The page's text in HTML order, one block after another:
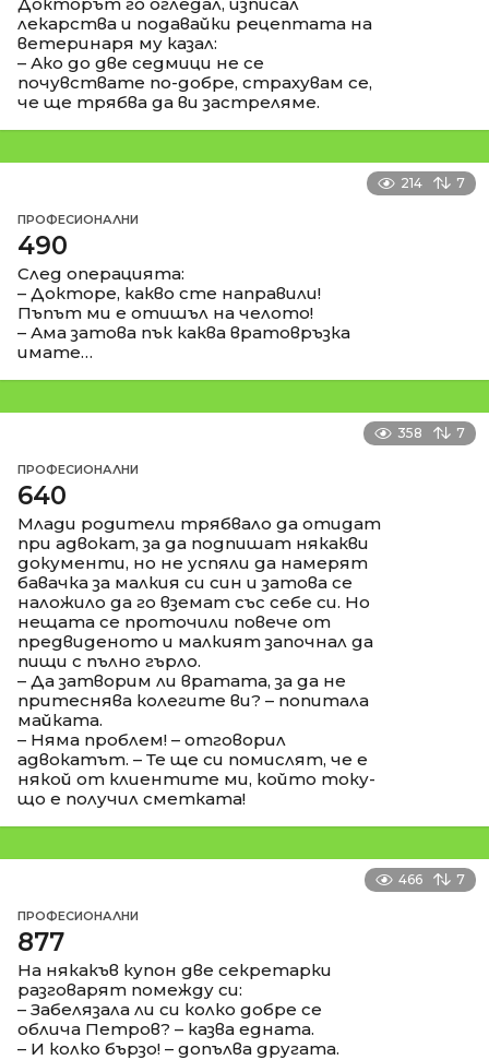
лекарства и подавайки рецептата на
ветеринаря му казал:
– Ако до две седмици не се
почувствате по-добре, страхувам се,
че ще трябва да ви застреляме.
214 7
ПРОФЕСИОНАЛНИ
490
След операцията:
– Докторе, какво сте направили!
Пъпът ми е отишъл на челото!
– Ама затова пък каква вратовръзка
имате…
358 7
ПРОФЕСИОНАЛНИ
640
Млади родители трябвало да отидат
при адвокат, за да подпишат някакви
документи, но не успяли да намерят
бавачка за малкия си син и затова се
наложило да го вземат със себе си. Но
нещата се проточили повече от
предвиденото и малкият започнал да
пищи с пълно гърло.
– Да затворим ли вратата, за да не
притеснява колегите ви? – попитала
майката.
– Няма проблем! – отговорил
адвокатът. – Те ще си помислят, че е
някой от клиентите ми, който току-
що е получил сметката!
466 7
ПРОФЕСИОНАЛНИ
877
На някакъв купон две секретарки
разговарят помежду си:
– Забелязала ли си колко добре се
облича Петров? – казва едната.
– И колко бързо! – допълва другата.